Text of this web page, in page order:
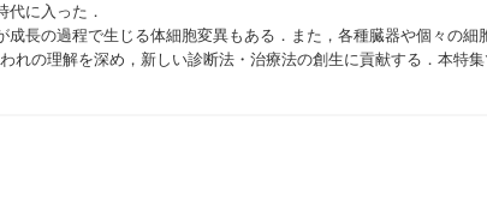
代に入った．
長の過程で生じる体細胞変異もある．また，各種臓器や個々の細
れの理解を深め，新しい診断法・治療法の創生に貢献する．本特